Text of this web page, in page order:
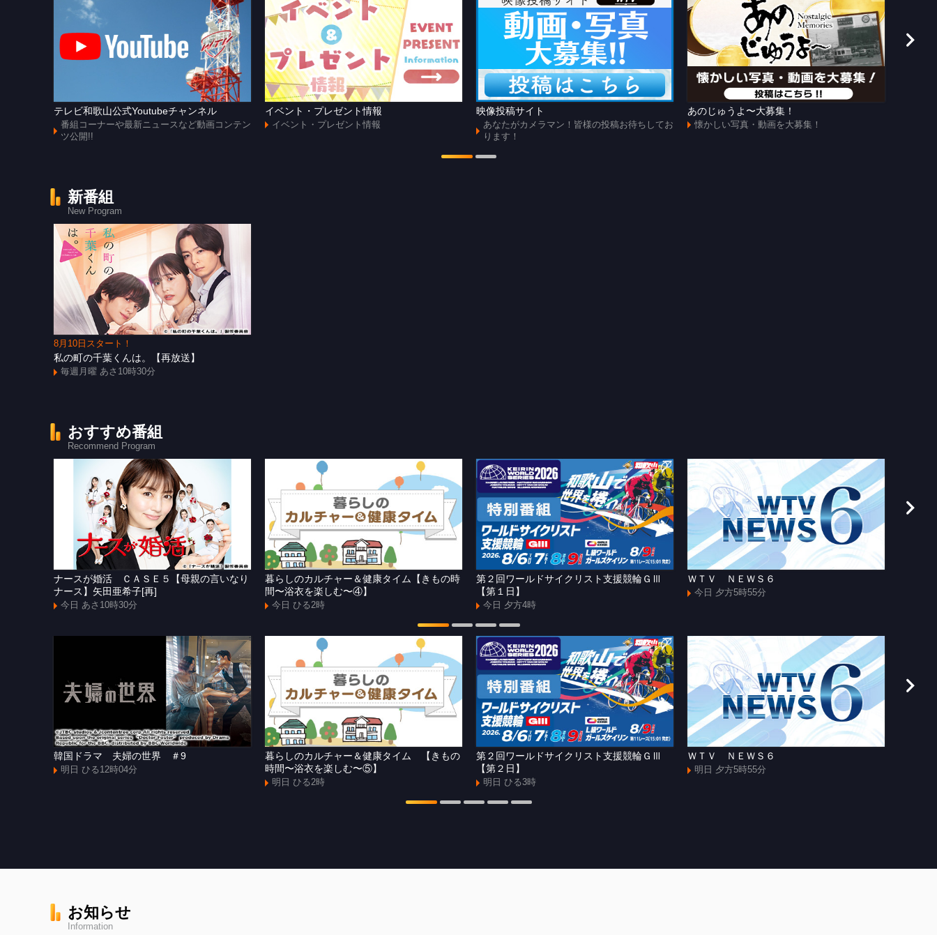
テレビ和歌山公式Youtubeチャンネル
番組コーナーや最新ニュースなど動画コンテン
ツ公開!!
イベント・プレゼント情報
イベント・プレゼント情報
映像投稿サイト
あなたがカメラマン！皆様の投稿お待ちしてお
ります！
あのじゅうよ〜大募集！
懐かしい写真・動画を大募集！
新番組
New Program
8月10日スタート！
私の町の千葉くんは。【再放送】
毎週月曜 あさ10時30分
おすすめ番組
Recommend Program
ナースが婚活 ＣＡＳＥ５【母親の言いなり
ナース】矢田亜希子[再]
今日 あさ10時30分
暮らしのカルチャー＆健康タイム【きもの時
間〜浴衣を楽しむ〜④】
今日 ひる2時
第２回ワールドサイクリスト支援競輪ＧⅢ
【第１日】
今日 夕方4時
ＷＴＶ ＮＥＷＳ６
今日 夕方5時55分
韓国ドラマ 夫婦の世界 ＃9
明日 ひる12時04分
暮らしのカルチャー＆健康タイム 【きもの
時間〜浴衣を楽しむ〜⑤】
明日 ひる2時
第２回ワールドサイクリスト支援競輪ＧⅢ
【第２日】
明日 ひる3時
ＷＴＶ ＮＥＷＳ６
明日 夕方5時55分
お知らせ
Information